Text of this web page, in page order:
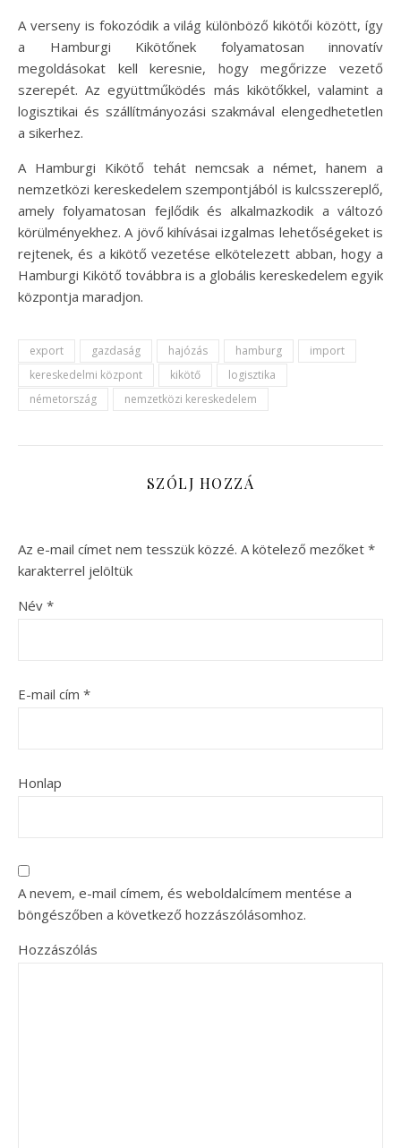
A verseny is fokozódik a világ különböző kikötői között, így
a Hamburgi Kikötőnek folyamatosan innovatív
megoldásokat kell keresnie, hogy megőrizze vezető
szerepét. Az együttműködés más kikötőkkel, valamint a
logisztikai és szállítmányozási szakmával elengedhetetlen
a sikerhez.
A Hamburgi Kikötő tehát nemcsak a német, hanem a
nemzetközi kereskedelem szempontjából is kulcsszereplő,
amely folyamatosan fejlődik és alkalmazkodik a változó
körülményekhez. A jövő kihívásai izgalmas lehetőségeket is
rejtenek, és a kikötő vezetése elkötelezett abban, hogy a
Hamburgi Kikötő továbbra is a globális kereskedelem egyik
központja maradjon.
export gazdaság hajózás hamburg
import
kereskedelmi központ
kikötő
logisztika
németország
nemzetközi kereskedelem
SZÓLJ HOZZÁ
Az e-mail címet nem tesszük közzé. A kötelező mezőket *
karakterrel jelöltük
Név *
E-mail cím *
Honlap
A nevem, e-mail címem, és weboldalcímem mentése a
böngészőben a következő hozzászólásomhoz.
Hozzászólás